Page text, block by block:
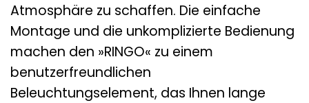
Atmosphäre zu schaffen. Die einfache
Montage und die unkomplizierte Bedienung
machen den »RINGO« zu einem
benutzerfreundlichen
Beleuchtungselement, das Ihnen lange